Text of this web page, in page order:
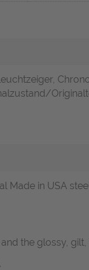
Made in USA
the glossy, gilt,